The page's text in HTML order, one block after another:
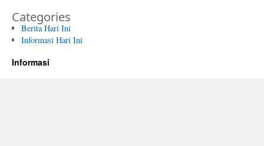
Categories
Berita Hari Ini
Informasi Hari Ini
Informasi